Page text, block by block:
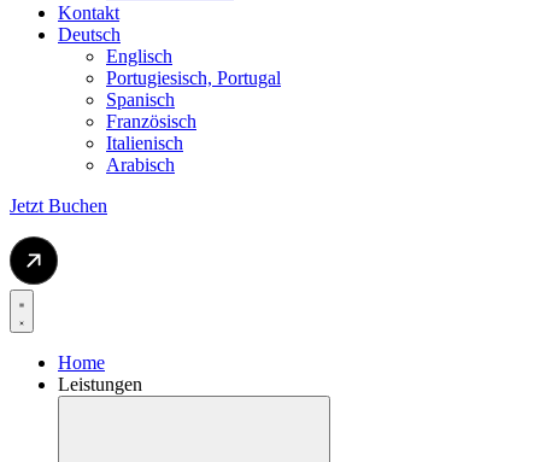
Kontakt
Deutsch
Englisch
Portugiesisch, Portugal
Spanisch
Französisch
Italienisch
Arabisch
Jetzt Buchen
Home
Leistungen